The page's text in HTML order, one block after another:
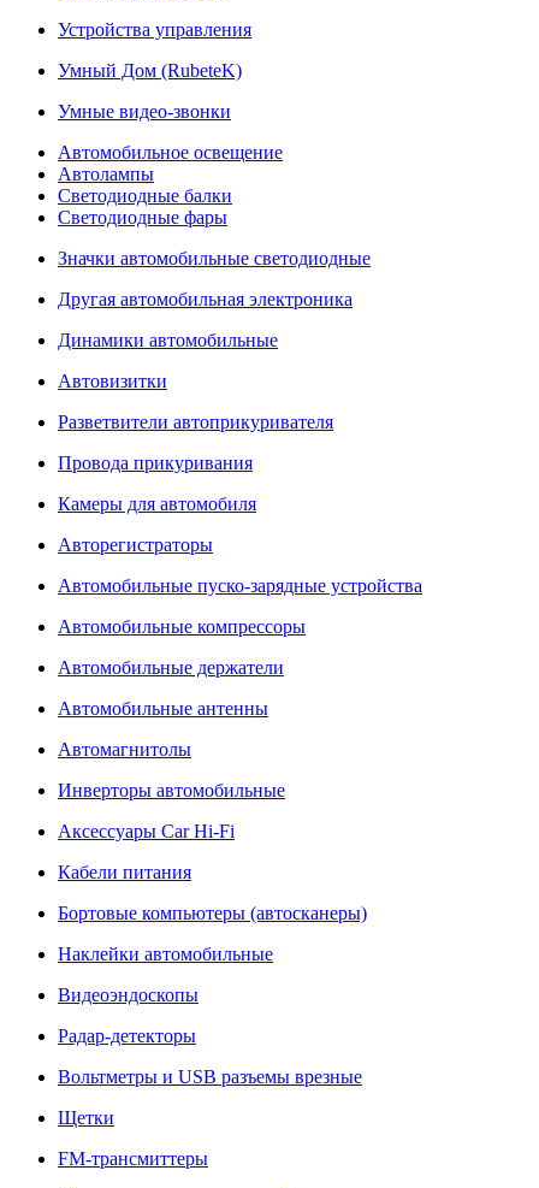
Устройства управления
Умный Дом (RubeteK)
Умные видео-звонки
Автомобильное освещение
Автолампы
Светодиодные балки
Светодиодные фары
Значки автомобильные светодиодные
Другая автомобильная электроника
Динамики автомобильные
Автовизитки
Разветвители автоприкуривателя
Провода прикуривания
Камеры для автомобиля
Авторегистраторы
Автомобильные пуско-зарядные устройства
Автомобильные компрессоры
Автомобильные держатели
Автомобильные антенны
Автомагнитолы
Инверторы автомобильные
Аксессуары Car Hi-Fi
Кабели питания
Бортовые компьютеры (автосканеры)
Наклейки автомобильные
Видеоэндоскопы
Радар-детекторы
Вольтметры и USB разъемы врезные
Щетки
FM-трансмиттеры